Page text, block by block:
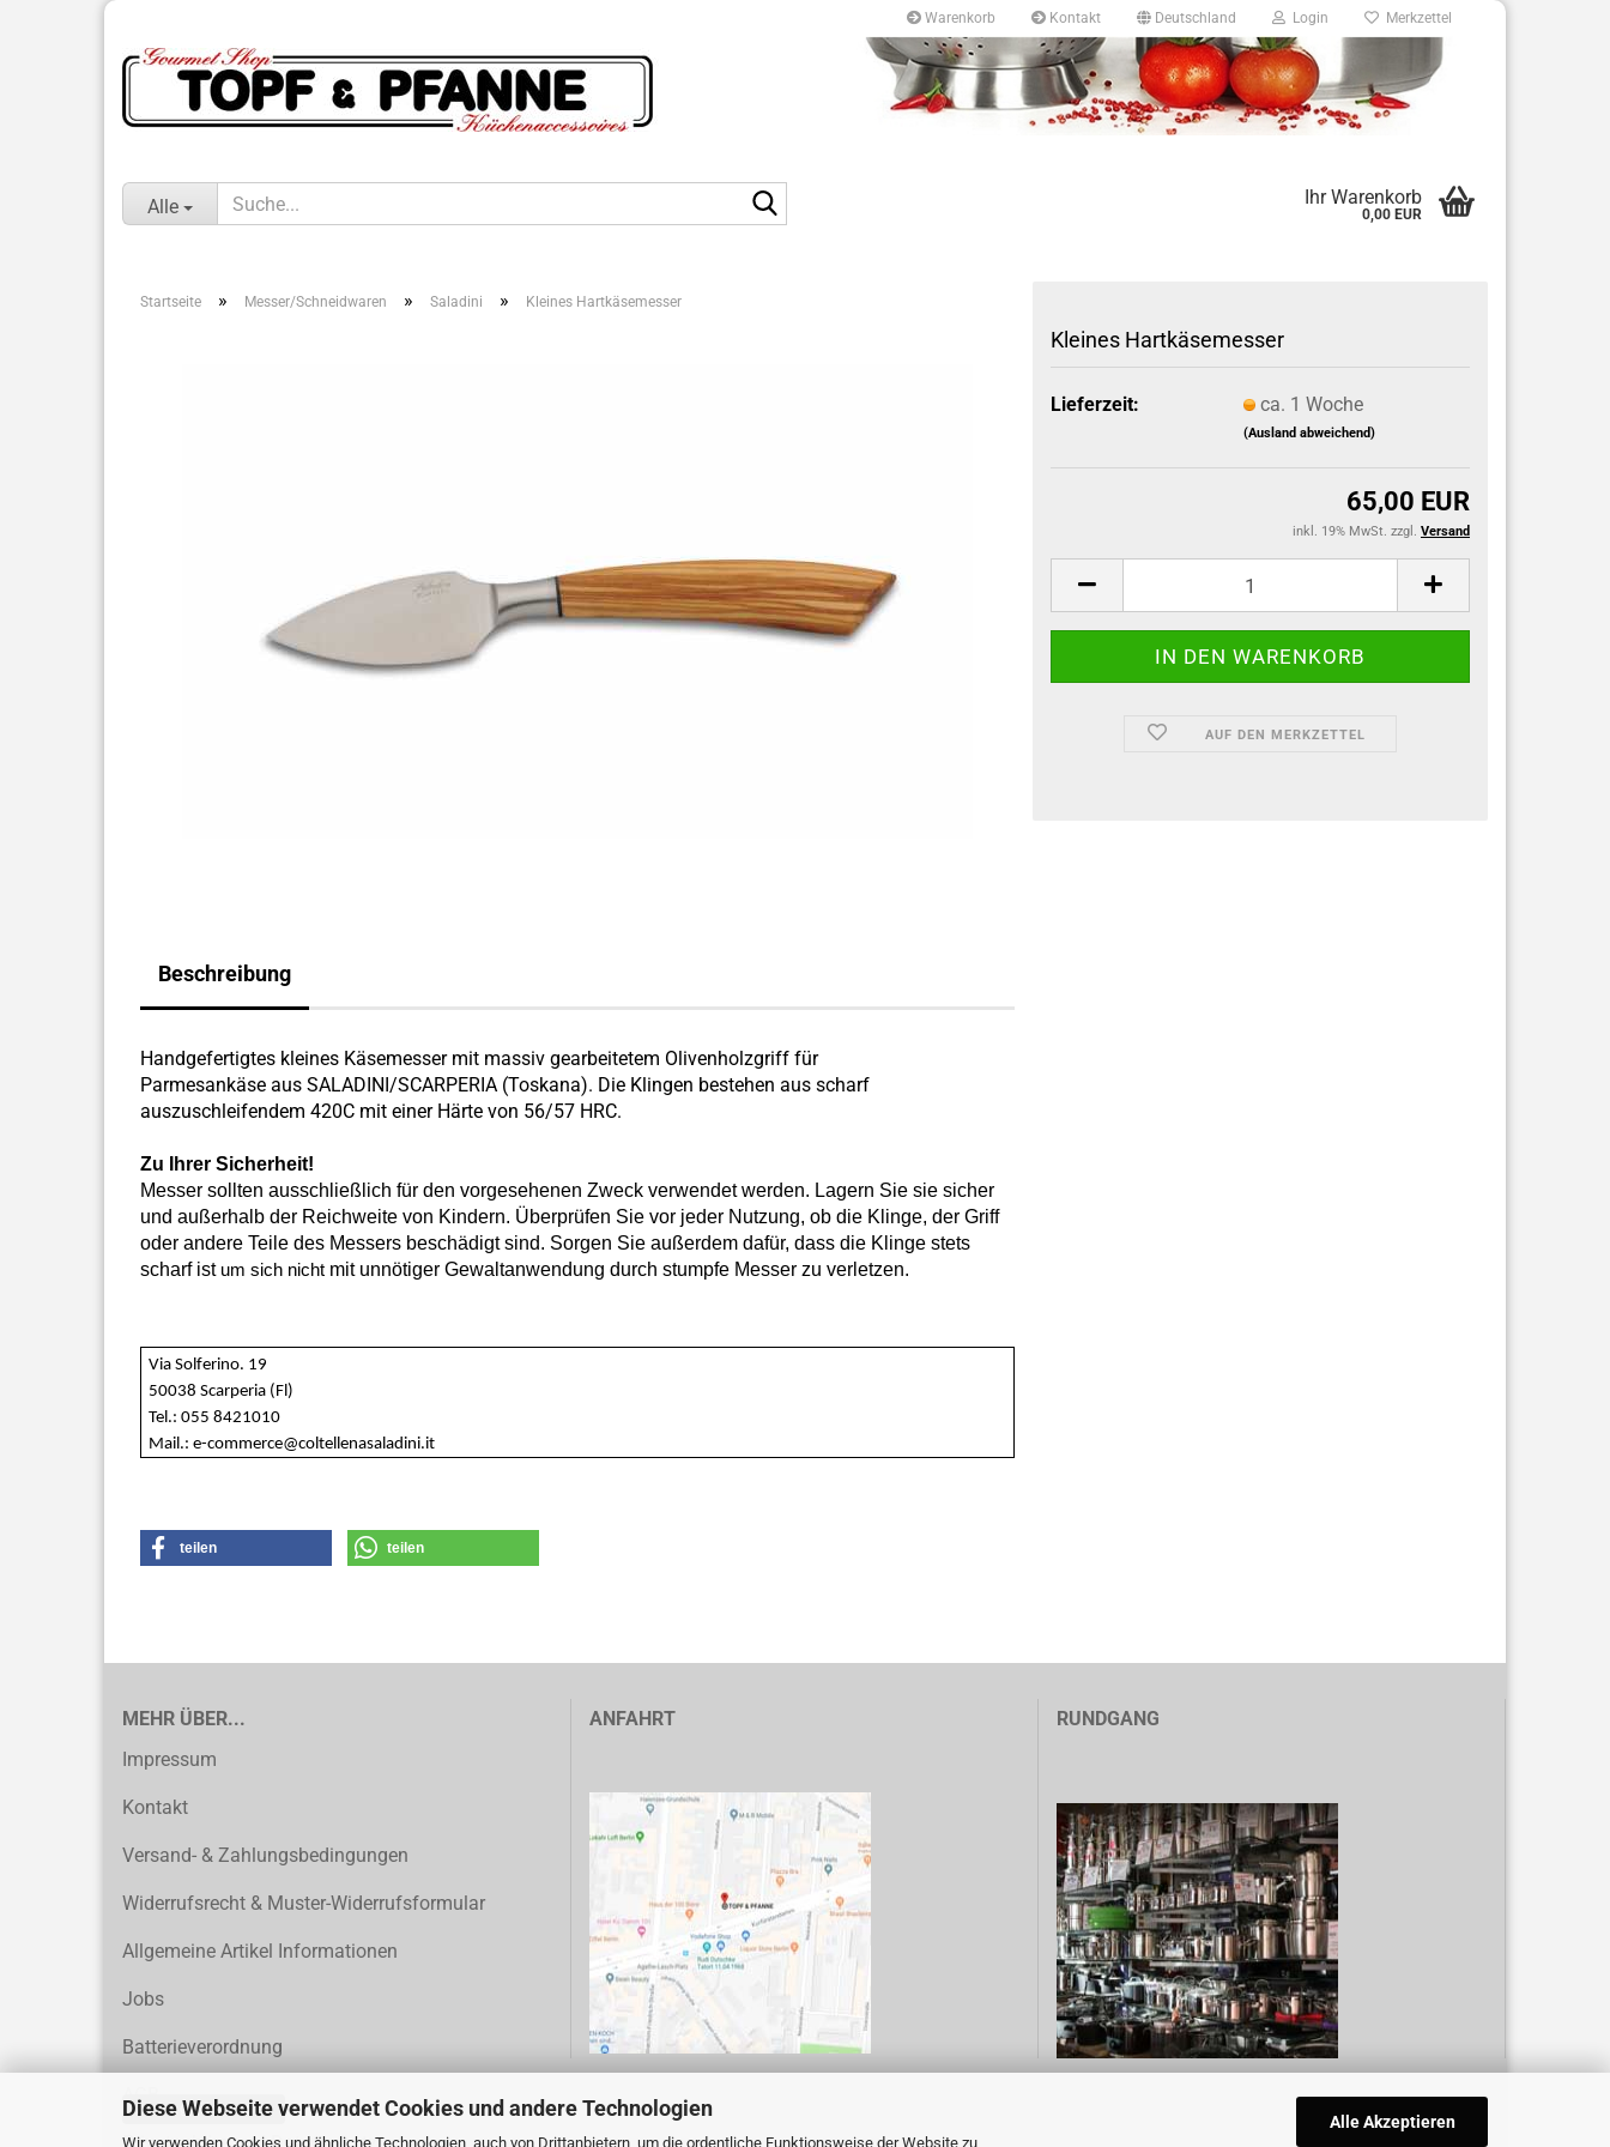
Diese Webseite verwendet Cookies und andere Technologien
Wir verwenden Cookies und ähnliche Technologien, auch von Drittanbietern, um die ordentliche Funktionsweise der Website zu
Alle Akzeptieren
Warenkorb Kontakt Deutschland Login Merkzettel
Alle Ihr Warenkorb
0,00 EUR
Startseite » Messer/Schneidwaren » Saladini » Kleines Hartkäsemesser
Kleines Hartkäsemesser
Lieferzeit: ca. 1 Woche
(Ausland abweichend)
65,00 EUR
inkl. 19% MwSt. zzgl. Versand
AUF DEN MERKZETTEL
Beschreibung
Handgefertigtes kleines Käsemesser mit massiv gearbeitetem Olivenholzgriff für
Parmesankäse aus SALADINI/SCARPERIA (Toskana). Die Klingen bestehen aus scharf
auszuschleifendem 420C mit einer Härte von 56/57 HRC.
Zu Ihrer Sicherheit!
Messer sollten ausschließlich für den vorgesehenen Zweck verwendet werden. Lagern Sie sie sicher
und außerhalb der Reichweite von Kindern. Überprüfen Sie vor jeder Nutzung, ob die Klinge, der Griff
oder andere Teile des Messers beschädigt sind. Sorgen Sie außerdem dafür, dass die Klinge stets
scharf ist um sich nicht mit unnötiger Gewaltanwendung durch stumpfe Messer zu verletzen.
Via Solferino. 19
50038 Scarperia (Fl)
Tel.: 055 8421010
Mail.: e-commerce@coltellenasaladini.it
teilen teilen
MEHR ÜBER...
Impressum
Kontakt
Versand- & Zahlungsbedingungen
Widerrufsrecht & Muster-Widerrufsformular
Allgemeine Artikel Informationen
Jobs
Batterieverordnung
AGB
ANFAHRT RUNDGANG
Vertrag widerrufen